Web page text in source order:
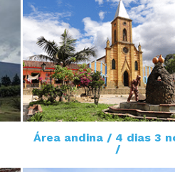
Área andina / 4 dias 3
/